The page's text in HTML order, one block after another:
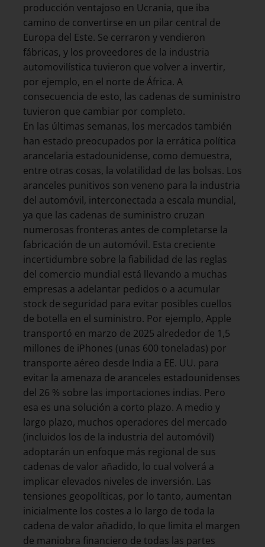
producción ventajoso en Ucrania, que iba
camino de convertirse en un pilar central de
Europa del Este. Se cerraron y vendieron
fábricas, y los proveedores de la industria
automovilística tuvieron que volver a invertir,
por ejemplo, en el norte de África. A
consecuencia de esto, las cadenas de suministro
tuvieron que cambiar por completo.
En las últimas semanas, los mercados también
han estado preocupados por la errática política
arancelaria estadounidense, como demuestra,
entre otras cosas, la volatilidad de las bolsas. Los
aranceles punitivos son veneno para la industria
del automóvil, interconectada a escala mundial,
ya que las cadenas de suministro cruzan
numerosas fronteras antes de completarse la
fabricación de un automóvil. Esta creciente
incertidumbre sobre la fiabilidad de las reglas
del comercio mundial está llevando a muchas
empresas a adelantar pedidos o a acumular
stock de seguridad para evitar posibles cuellos
de botella en el suministro. Por ejemplo, Apple
transportó en marzo de 2025 alrededor de 1,5
millones de iPhones (unas 600 toneladas) por
transporte aéreo desde India a EE. UU. para
evitar la amenaza de aranceles estadounidenses
del 26 % sobre las importaciones indias. Pero
esa es una solución a corto plazo. A medio y
largo plazo, muchos operadores del mercado
(incluidos los de la industria del automóvil)
adoptarán un enfoque más regional de sus
cadenas de valor añadido, lo cual volverá a
implicar elevados niveles de inversión. Las
tensiones geopolíticas, por lo tanto, aumentan
inicialmente los costes a lo largo de toda la
cadena de valor añadido, lo que limita el margen
de maniobra financiero de todas las partes